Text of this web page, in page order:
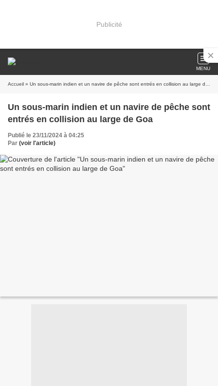
Publicité
MENU
Accueil » Un sous-marin indien et un navire de pêche sont entrés en collision au large de Goa
Un sous-marin indien et un navire de pêche sont
entrés en collision au large de Goa
Publié le 23/11/2024 à 04:25
Par (voir l'article)